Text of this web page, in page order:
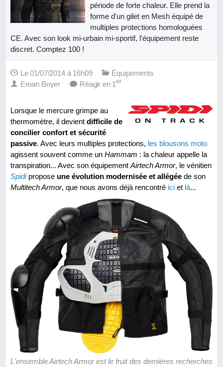
période de forte chaleur. Elle prend la
forme d'un gilet en Mesh équipé de
multiples protections homologuées
CE. Avec son look mi-urbain mi-sportif, l'équipement reste
discret. Comptez 100 !
Le 01/07/2014 à 16h09
Équipements
Eroan Boyer
Réagir en 1er
Lorsque le mercure grimpe au
thermomètre, il devient difficile de
concilier confort et sécurité
passive. Avec leurs multiples protections, les blousons moto
agissent souvent comme un Hammam : la chaleur appelle la
transpiration... Avec son équipement Airtech Armor, le vénitien
Spidipropose une évolution modernisée et allégée de son
Multitech Armor, que nous avons déjà rencontré ici et là...
L'ensemble Airtech Armor est le fruit des dernières recherches